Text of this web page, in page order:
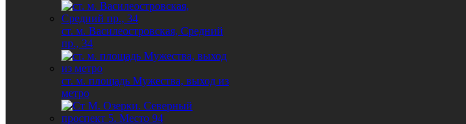
ст. м. Василеостровская, Средний
пр., 34
ст. м. площадь Мужества, выход из
метро